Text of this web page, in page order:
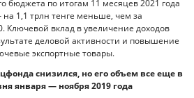
бюджета по итогам 11 месяцев 2021 года
на 1,1 трлн тенге меньше, чем за
Ключевой вклад в увеличение доходов
деловой активности и повышение
экспортные товары.
снизился, но его объем все еще в
января — ноября 2019 года